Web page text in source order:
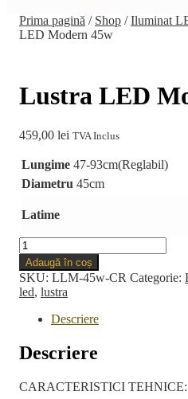
Prima pagină / Shop /Iluminat
LED Modern 45w
Lustra LED
459,00 lei TVA Inclus
Lungime 47-93cm(Reglabil)
Diametru 45cm
Latime
Cantitate
Lustra
LED
Modern
45w
Adaugă în coș
SKU: LLM-45w-CR Categorie:
led, lustra
Descriere
Descriere
CARACTERISTICI TEHNICE: